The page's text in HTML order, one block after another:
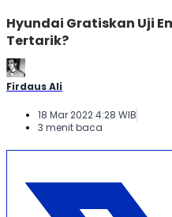
Hyundai Gratiskan Uji
Tertarik?
Firdaus Ali
18 Mar 2022 4:28 WIB
3 menit baca